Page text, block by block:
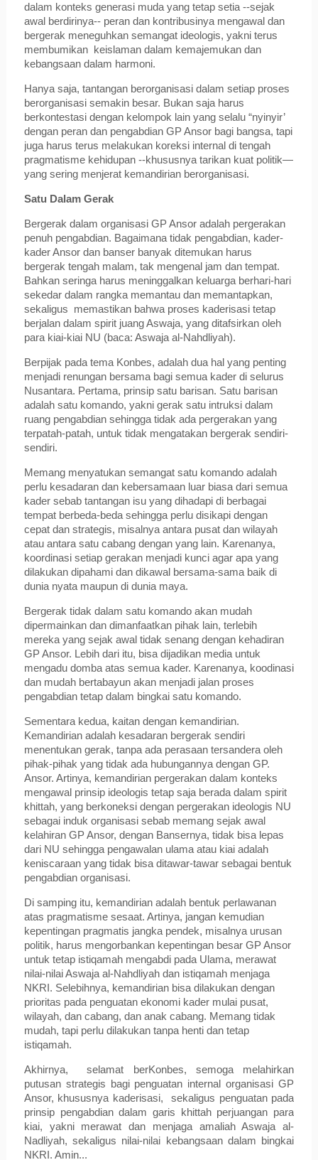
dalam konteks generasi muda yang tetap setia --sejak
awal berdirinya-- peran dan kontribusinya mengawal dan
bergerak meneguhkan semangat ideologis, yakni terus
membumikan keislaman dalam kemajemukan dan
kebangsaan dalam harmoni.
Hanya saja, tantangan berorganisasi dalam setiap proses
berorganisasi semakin besar. Bukan saja harus
berkontestasi dengan kelompok lain yang selalu “nyinyir’
dengan peran dan pengabdian GP Ansor bagi bangsa, tapi
juga harus terus melakukan koreksi internal di tengah
pragmatisme kehidupan --khususnya tarikan kuat politik—
yang sering menjerat kemandirian berorganisasi.
Satu Dalam Gerak
Bergerak dalam organisasi GP Ansor adalah pergerakan
penuh pengabdian. Bagaimana tidak pengabdian, kader-
kader Ansor dan banser banyak ditemukan harus
bergerak tengah malam, tak mengenal jam dan tempat.
Bahkan seringa harus meninggalkan keluarga berhari-hari
sekedar dalam rangka memantau dan memantapkan,
sekaligus memastikan bahwa proses kaderisasi tetap
berjalan dalam spirit juang Aswaja, yang ditafsirkan oleh
para kiai-kiai NU (baca: Aswaja al-Nahdliyah).
Berpijak pada tema Konbes, adalah dua hal yang penting
menjadi renungan bersama bagi semua kader di selurus
Nusantara. Pertama, prinsip satu barisan. Satu barisan
adalah satu komando, yakni gerak satu intruksi dalam
ruang pengabdian sehingga tidak ada pergerakan yang
terpatah-patah, untuk tidak mengatakan bergerak sendiri-
sendiri.
Memang menyatukan semangat satu komando adalah
perlu kesadaran dan kebersamaan luar biasa dari semua
kader sebab tantangan isu yang dihadapi di berbagai
tempat berbeda-beda sehingga perlu disikapi dengan
cepat dan strategis, misalnya antara pusat dan wilayah
atau antara satu cabang dengan yang lain. Karenanya,
koordinasi setiap gerakan menjadi kunci agar apa yang
dilakukan dipahami dan dikawal bersama-sama baik di
dunia nyata maupun di dunia maya.
Bergerak tidak dalam satu komando akan mudah
dipermainkan dan dimanfaatkan pihak lain, terlebih
mereka yang sejak awal tidak senang dengan kehadiran
GP Ansor. Lebih dari itu, bisa dijadikan media untuk
mengadu domba atas semua kader. Karenanya, koodinasi
dan mudah bertabayun akan menjadi jalan proses
pengabdian tetap dalam bingkai satu komando.
Sementara kedua, kaitan dengan kemandirian.
Kemandirian adalah kesadaran bergerak sendiri
menentukan gerak, tanpa ada perasaan tersandera oleh
pihak-pihak yang tidak ada hubungannya dengan GP.
Ansor. Artinya, kemandirian pergerakan dalam konteks
mengawal prinsip ideologis tetap saja berada dalam spirit
khittah, yang berkoneksi dengan pergerakan ideologis NU
sebagai induk organisasi sebab memang sejak awal
kelahiran GP Ansor, dengan Bansernya, tidak bisa lepas
dari NU sehingga pengawalan ulama atau kiai adalah
keniscaraan yang tidak bisa ditawar-tawar sebagai bentuk
pengabdian organisasi.
Di samping itu, kemandirian adalah bentuk perlawanan
atas pragmatisme sesaat. Artinya, jangan kemudian
kepentingan pragmatis jangka pendek, misalnya urusan
politik, harus mengorbankan kepentingan besar GP Ansor
untuk tetap istiqamah mengabdi pada Ulama, merawat
nilai-nilai Aswaja al-Nahdliyah dan istiqamah menjaga
NKRI. Selebihnya, kemandirian bisa dilakukan dengan
prioritas pada penguatan ekonomi kader mulai pusat,
wilayah, dan cabang, dan anak cabang. Memang tidak
mudah, tapi perlu dilakukan tanpa henti dan tetap
istiqamah.
Akhirnya,
selamat berKonbes, semoga melahirkan
putusan strategis bagi penguatan internal organisasi GP
Ansor, khususnya kaderisasi,
sekaligus penguatan pada
prinsip pengabdian dalam garis khittah perjuangan para
kiai, yakni merawat dan menjaga amaliah Aswaja al-
Nadliyah, sekaligus nilai-nilai kebangsaan dalam bingkai
NKRI. Amin...